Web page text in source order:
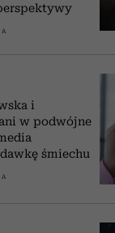
i
w podwójne
śmiechu